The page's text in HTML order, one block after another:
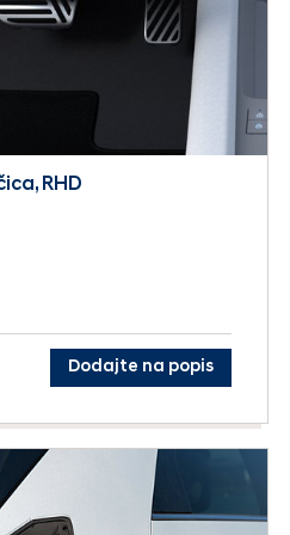
RHD
Dodajte na popis